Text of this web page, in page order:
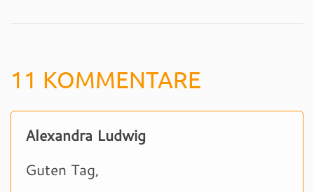
11 KOMMENTARE
Alexandra Ludwig
Guten Tag,